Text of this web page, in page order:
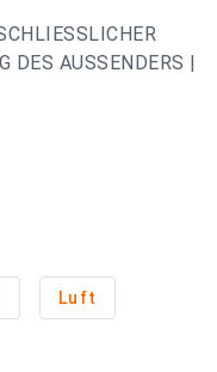
DES AUSSENDERS |
Luft